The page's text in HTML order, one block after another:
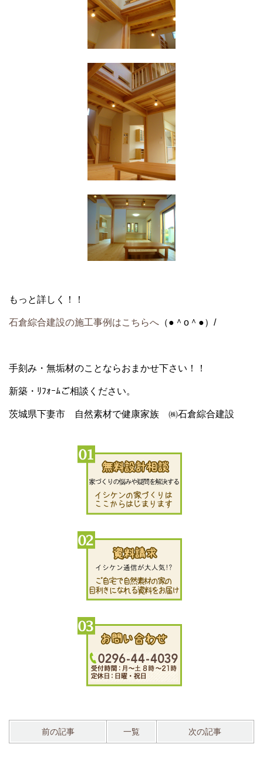
もっと詳しく！！
石倉綜合建設の施工事例はこちらへ （●＾o＾●）/
手刻み・無垢材のことならおまかせ下さい！！
新築・ﾘﾌｫｰﾑご相談ください。
茨城県下妻市 自然素材で健康家族 ㈱石倉綜合建設
前の記事 一覧 次の記事